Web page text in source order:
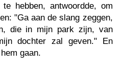
hebben, antwoordde, om
"Ga aan de slang zeggen,
die in mijn park zijn, van
dochter zal geven." En
gaan.